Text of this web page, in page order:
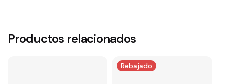
Productos relacionados
Rebajado